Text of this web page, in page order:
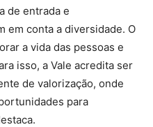
de entrada e
em conta a diversidade. O
a vida das pessoas e
isso, a Vale acredita ser
de valorização, onde
para